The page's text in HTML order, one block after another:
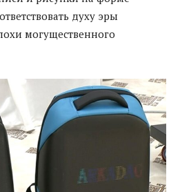
духу эры
могущественного